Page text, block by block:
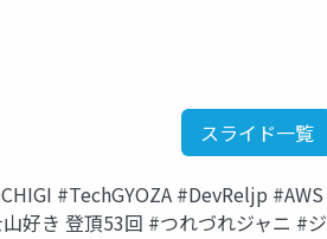
スライド一覧
#TechGYOZA #DevReljp #AWS
好き 登頂53回 #つれづれジャニ #ジ